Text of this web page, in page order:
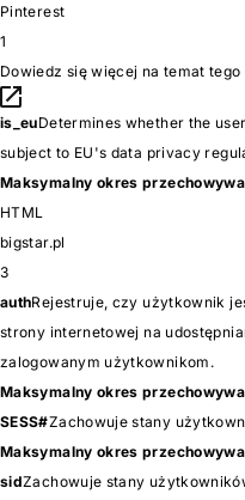
Pinterest
1
Dowiedz się więcej na temat
is_euDetermines whether the
subject to EU's data privacy
Maksymalny okres
HTML
bigstar.pl
3
authRejestruje, czy użytkownik
strony internetowej na
zalogowanym użytkownikom.
Maksymalny okres
SESS#Zachowuje stany
Maksymalny okres
sidZachowuje stany